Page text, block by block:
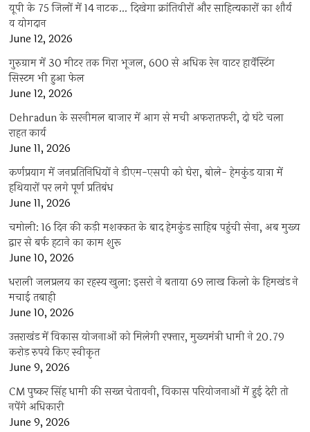
यूपी के 75 जिलों में 14 नाटक… दिखेगा क्रांतिवीरों और साहित्यकारों का शौर्य
व योगदान
June 12, 2026
गुरुग्राम में 30 मीटर तक गिरा भूजल, 600 से अधिक रेन वाटर हार्वेस्टिंग
सिस्टम भी हुआ फेल
June 12, 2026
Dehradun के सरनीमल बाजार में आग से मची अफरातफरी, दो घंटे चला
राहत कार्य
June 11, 2026
कर्णप्रयाग में जनप्रतिनिधियों ने डीएम-एसपी को घेरा, बोले- हेमकुंड यात्रा में
हथियारों पर लगे पूर्ण प्रतिबंध
June 11, 2026
चमोली: 16 दिन की कड़ी मशक्कत के बाद हेमकुंड साहिब पहुंची सेना, अब मुख्य
द्वार से बर्फ हटाने का काम शुरू
June 10, 2026
धराली जलप्रलय का रहस्य खुला: इसरो ने बताया 69 लाख किलो के हिमखंड ने
मचाई तबाही
June 10, 2026
उत्तराखंड में विकास योजनाओं को मिलेगी रफ्तार, मुख्यमंत्री धामी ने 20.79
करोड़ रुपये किए स्वीकृत
June 9, 2026
CM पुष्कर सिंह धामी की सख्त चेतावनी, विकास परियोजनाओं में हुई देरी तो
नपेंगे अधिकारी
June 9, 2026